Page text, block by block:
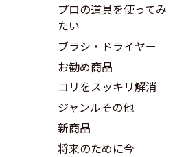
プロの道具を使ってみ
たい
ブラシ・ドライヤー
お勧め商品
コリをスッキリ解消
ジャンルその他
新商品
将来のために今